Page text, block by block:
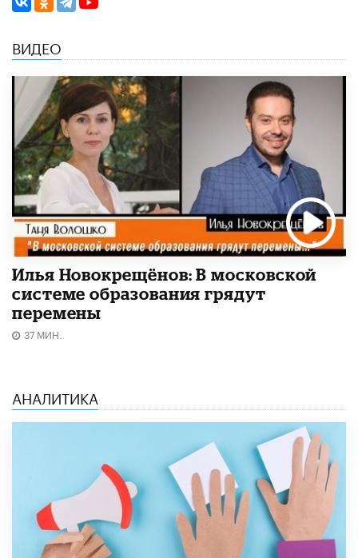
ВИДЕО
Илья Новокрещёнов: В московской
системе образования грядут
перемены
37 МИН.
АНАЛИТИКА